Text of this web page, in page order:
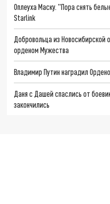
Оплеуха Маску. "Пора снять
Starlink
Добровольца из Новосибирской
орденом Мужества
Владимир Путин наградил
Даня с Дашей спаслись от
закончились